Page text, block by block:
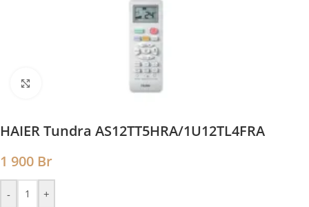
Нажмите, чтобы увеличить
HAIER Tundra AS12TT5HRA/1U12TL4FRA
1 900 Br
- +